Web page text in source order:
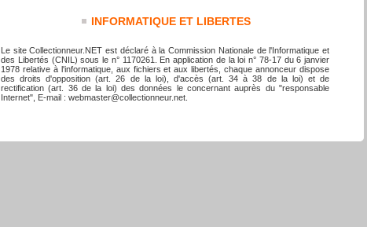
INFORMATIQUE ET LIBERTES
Le site Collectionneur.NET est déclaré à la Commission Nationale de l'Informatique et
des Libertés (CNIL) sous le n° 1170261. En application de la loi n° 78-17 du 6 janvier
1978 relative à l'informatique, aux fichiers et aux libertés, chaque annonceur dispose
des droits d'opposition (art. 26 de la loi), d'accès (art. 34 à 38 de la loi) et de
rectification (art. 36 de la loi) des données le concernant auprès du "responsable
Internet", E-mail : webmaster@collectionneur.net.